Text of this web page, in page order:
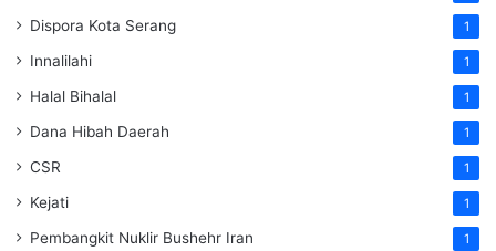
Dispora Kota Serang 1
Innalilahi 1
Halal Bihalal 1
Dana Hibah Daerah 1
CSR 1
Kejati 1
Pembangkit Nuklir Bushehr Iran 1